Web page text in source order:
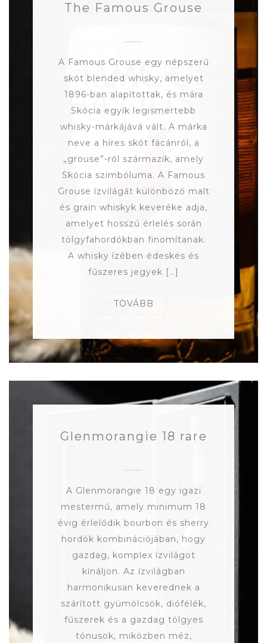
The Famous Grouse
A Famous Grouse egy népszerű
skót blended whisky, amelyet
1896-ban alapítottak, és mára
Skócia egyik legismertebb
whisky-márkájává vált. A márka
neve a híres skót fácánról, a
„grouse”-ról származik, amely
Skócia szimbóluma. A Famous
Grouse ízvilágát különböző malt
és grain whiskyk keveréke adja,
amelyet hosszú érlelés során
tölgyfahordókban finomítanak.
A whisky ízében édeskés és
fűszeres jegyek […]
TOVÁBB
Glenmorangie 18 rare
A Glenmorangie 18 egy igazi
mestermű, amely minimum 18
évig érlelődik bourbon és sherry
hordók kombinációjában, hogy
gazdag, komplex ízvilágot
kínáljon. Az ízvilágban
harmonikusan keverednek a
szárított gyümölcsök, diófélék,
fűszerek és a gazdag tölgyes
tónusok, miközben méz,